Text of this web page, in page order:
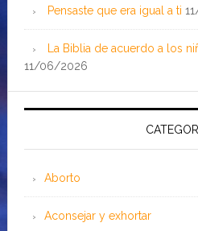
Pensaste que era igual a ti
La Biblia de acuerdo a los
11/06/2026
Aborto
Aconsejar y exhortar